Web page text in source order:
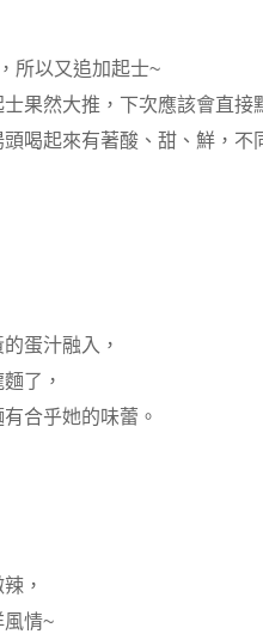
所以又追加起士~
果然大推，下次應該會直接
喝起來有著酸、甜、鮮，不
蛋汁融入，
了，
合乎她的味蕾。
，
風情~